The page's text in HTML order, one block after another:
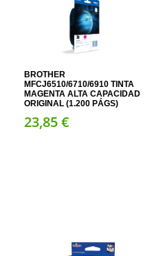
BROTHER
MFCJ6510/6710/6910 TINTA
MAGENTA ALTA CAPACIDAD
ORIGINAL (1.200 PÁGS)
23,85 €